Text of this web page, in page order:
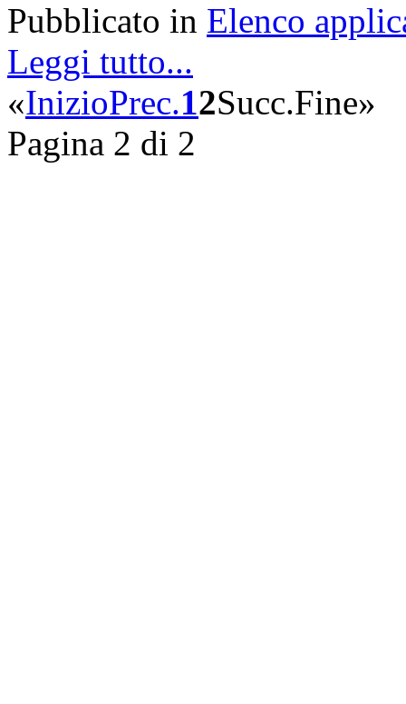
Pubblicato in Elenco
Leggi tutto...
«InizioPrec.12Succ.Fine»
Pagina 2 di 2